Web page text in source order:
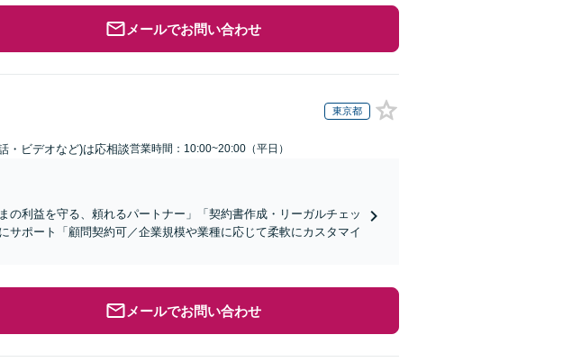
メールでお問い合わせ
東京都
・ビデオなど)は応相談営業時間：10:00~20:00（平日）
の利益を守る、頼れるパートナー」「契約書作成・リーガルチェッ
サポート「顧問契約可／企業規模や業種に応じて柔軟にカスタマイ
メールでお問い合わせ